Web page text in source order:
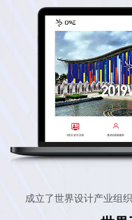
成立了世界设计产业组